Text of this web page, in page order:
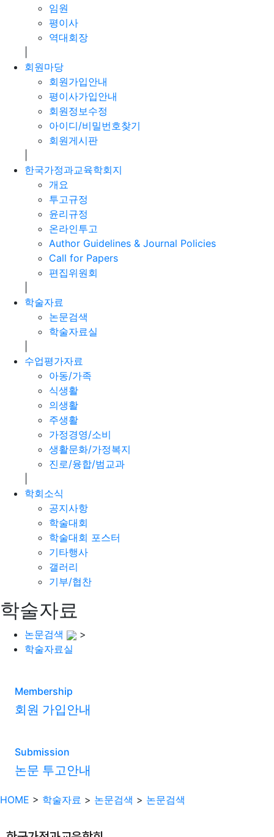
임원
평이사
역대회장
회원마당
회원가입안내
평이사가입안내
회원정보수정
아이디/비밀번호찾기
회원게시판
한국가정과교육학회지
개요
투고규정
윤리규정
온라인투고
Author Guidelines & Journal Policies
Call for Papers
편집위원회
학술자료
논문검색
학술자료실
수업평가자료
아동/가족
식생활
의생활
주생활
가정경영/소비
생활문화/가정복지
진로/융합/범교과
학회소식
공지사항
학술대회
학술대회 포스터
기타행사
갤러리
기부/협찬
학술자료
논문검색
>
학술자료실
Membership
회원 가입안내
Submission
논문 투고안내
HOME > 학술자료 > 논문검색 > 논문검색